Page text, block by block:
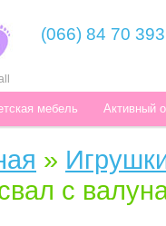
(066) 84 70 393
мебель Активный
»
с